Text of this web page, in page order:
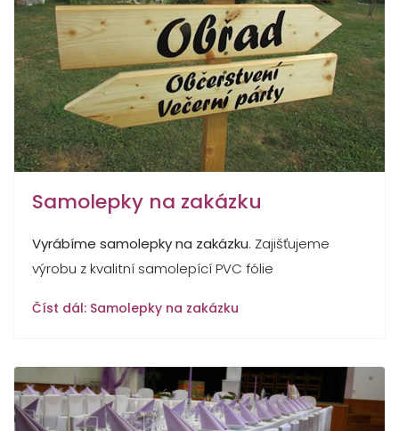
Samolepky na zakázku
Vyrábíme samolepky na zakázku. Zajišťujeme
výrobu z kvalitní samolepící PVC fólie
Číst dál: Samolepky na zakázku